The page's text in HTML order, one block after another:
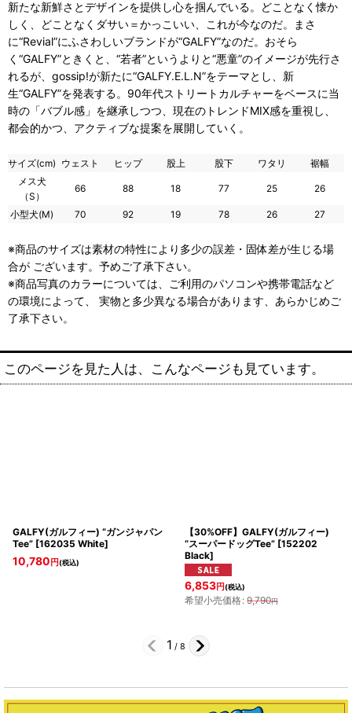
新たな新鮮さとデザインを提供し心を掴んでいる。どことなく懐か
しく、どことなくダサい＝かっこいい、これが今なのだ。まさ
に“Revial”にふさわしいブランドが“GALFY”なのだ。おそら
く“GALFY”ときくと、“若者”というよりと“悪童”のイメージが先行さ
れるが、gossip!が新たに“GALFY.E.L.N”をテーマとし、新
生“GALFY”を発表する。90年代ストリートカルチャーをベースに当
時の「バブル感」を継承しつつ、現在のトレンドMIX感を重視し、
都会的かつ、アクティブな提案を展開していく。
サイズ(cm) ウェスト ヒップ 股上 股下 ワタリ
裾幅
メス犬
（S）
66 88 18 77 25 26
小型犬(M) 70 92 19 78 26 27
※商品のサイズは素材の特性により多少の誤差・固体差が生じる場
合が ございます。予めご了承下さい。
※商品写真のカラーについては、ご利用のパソコンや携帯電話など
の環境によって、 実物と多少異なる場合があります、あらかじめご
了承下さい。
このページを見た人は、こんなページも見ています。
GALFY(ガルフィー) “ガンジャパン
Tee” [162035 White]
10,780 円(税込)
【30%OFF】GALFY(ガルフィー)
“スーパードッグTee” [152202
Black]
6,853円(税込)
希望小売価格: 9,790円
1 / 8